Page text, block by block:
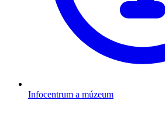
Infocentrum a múzeum